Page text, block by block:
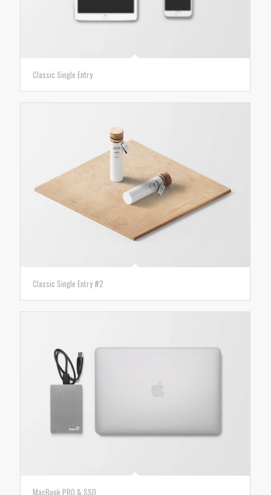
Classic Single Entry
Classic Single Entry #2
MacBook PRO & SSD